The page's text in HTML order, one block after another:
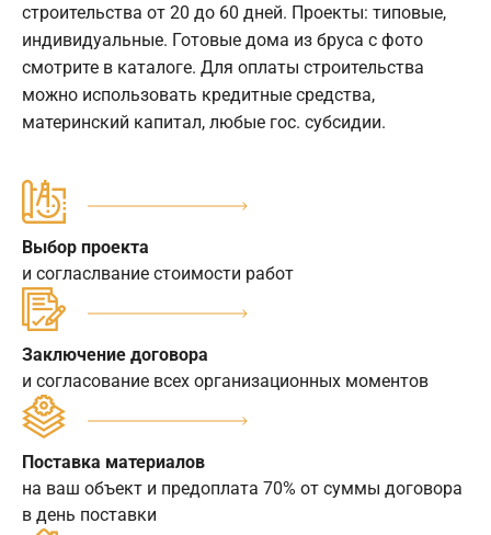
строительства от 20 до 60 дней. Проекты: типовые,
индивидуальные. Готовые дома из бруса с фото
смотрите в каталоге. Для оплаты строительства
можно использовать кредитные средства,
материнский капитал, любые гос. субсидии.
Выбор проекта
и согласлвание стоимости работ
Заключение договора
и согласование всех организационных моментов
Поставка материалов
на ваш объект и предоплата 70% от суммы договора
в день поставки